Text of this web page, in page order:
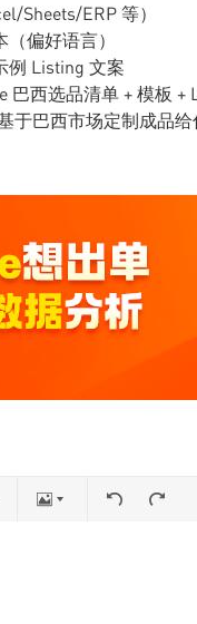
Sheets/ERP 等）
偏好语言）
例 Listing 文案
巴西选品清单 + 模板
于巴西市场定制成品